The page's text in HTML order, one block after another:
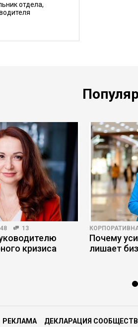
отдела,
13
кризиса
Почему
лишает
РЕКЛАМА ДЕКЛАРАЦИЯ